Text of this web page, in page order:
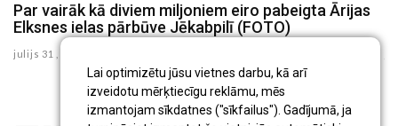
Lai optimizētu jūsu vietnes darbu, kā arī
izveidotu mērķtiecīgu reklāmu, mēs
izmantojam sīkdatnes ("sīkfailus"). Gadījumā, ja
Par vairāk kā diviem miljoniem eiro pabeigta Ārijas
Elksnes ielas pārbūve Jēkabpilī (FOTO)
julijs 31 , 2026